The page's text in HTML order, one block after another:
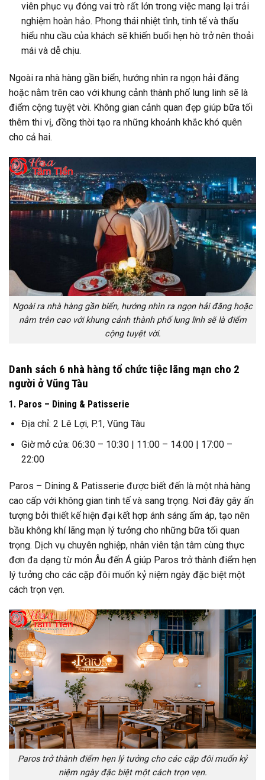
viên phục vụ đóng vai trò rất lớn trong việc mang lại trải
nghiệm hoàn hảo. Phong thái nhiệt tình, tinh tế và thấu
hiểu nhu cầu của khách sẽ khiến buổi hẹn hò trở nên thoải
mái và dễ chịu.
Ngoài ra nhà hàng gần biển, hướng nhìn ra ngọn hải đăng
hoặc nằm trên cao với khung cảnh thành phố lung linh sẽ là
điểm cộng tuyệt vời. Không gian cảnh quan đẹp giúp bữa tối
thêm thi vị, đồng thời tạo ra những khoảnh khắc khó quên
cho cả hai.
Ngoài ra nhà hàng gần biển, hướng nhìn ra ngọn hải đăng hoặc
nằm trên cao với khung cảnh thành phố lung linh sẽ là điểm
cộng tuyệt vời.
Danh sách 6 nhà hàng tổ chức tiệc lãng mạn cho 2
người ở Vũng Tàu
1. Paros – Dining & Patisserie
Địa chỉ: 2 Lê Lợi, P.1, Vũng Tàu
Giờ mở cửa: 06:30 – 10:30 | 11:00 – 14:00 | 17:00 –
22:00
Paros – Dining & Patisserie được biết đến là một nhà hàng
cao cấp với không gian tinh tế và sang trọng. Nơi đây gây ấn
tượng bởi thiết kế hiện đại kết hợp ánh sáng ấm áp, tạo nên
bầu không khí lãng mạn lý tưởng cho những bữa tối quan
trọng. Dịch vụ chuyên nghiệp, nhân viên tận tâm cùng thực
đơn đa dạng từ món Âu đến Á giúp Paros trở thành điểm hẹn
lý tưởng cho các cặp đôi muốn kỷ niệm ngày đặc biệt một
cách trọn vẹn.
Paros trở thành điểm hẹn lý tưởng cho các cặp đôi muốn kỷ
niệm ngày đặc biệt một cách trọn vẹn.